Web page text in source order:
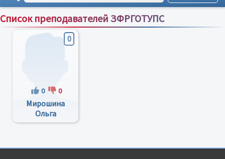
Список преподавателей ЗФРГОТУПС
Сортировка по:имени;рейтингу;отзывам
0
0 0
Мирошина
Ольга
Владимировна